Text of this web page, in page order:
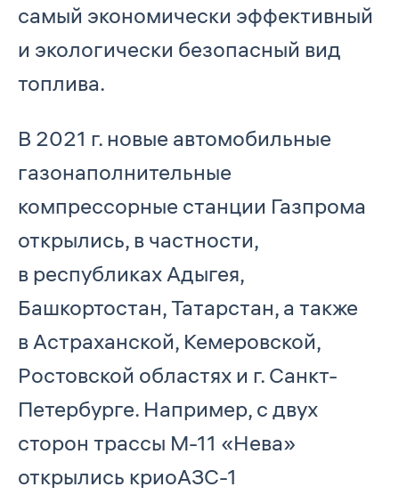
самый экономически эффективный
и экологически безопасный вид
топлива.
В 2021 г. новые автомобильные
газонаполнительные
компрессорные станции Газпрома
открылись, в частности,
в республиках Адыгея,
Башкортостан, Татарстан, а также
в Астраханской, Кемеровской,
Ростовской областях и г. Санкт-
Петербурге. Например, с двух
сторон трассы М-11 «Нева»
открылись криоАЗС-1